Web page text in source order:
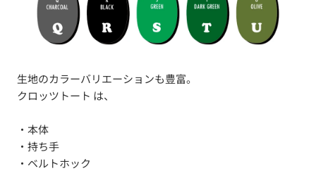
生地のカラーバリエーションも豊富。
クロッツトート は、
・本体
・持ち手
・ベルトホック